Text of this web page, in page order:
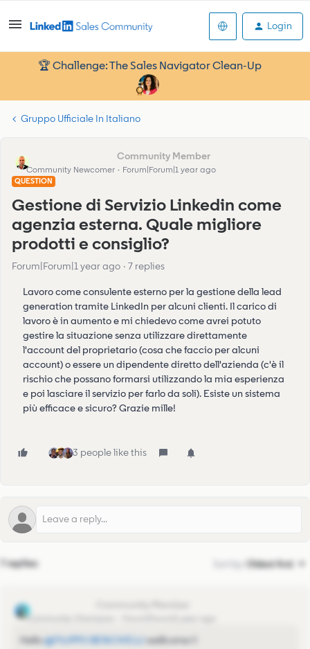
Login
🏆 Challenge: The Sales Navigator Clean-Up
Gruppo Ufficiale In Italiano
FILIPPO BENCIVELLI
Community Newcomer Forum|Forum|1 year ago
QUESTION
Gestione di Servizio Linkedin come
agenzia esterna. Quale migliore
prodotti e consiglio?
Forum|Forum|1 year ago 7 replies
Lavoro come consulente esterno per la gestione della lead
generation tramite LinkedIn per alcuni clienti. Il carico di
lavoro è in aumento e mi chiedevo come avrei potuto
gestire la situazione senza utilizzare direttamente
l'account del proprietario (cosa che faccio per alcuni
account) o essere un dipendente diretto dell'azienda (c'è il
rischio che possano formarsi utilizzando la mia esperienza
e poi lasciare il servizio per farlo da soli). Esiste un sistema
più efficace e sicuro? Grazie mille!
3 people like this
7 replies Oldest first
Maurício Souzá
Community Champion
Hello@FILIPPO BENCIVELLI
wellcome !!